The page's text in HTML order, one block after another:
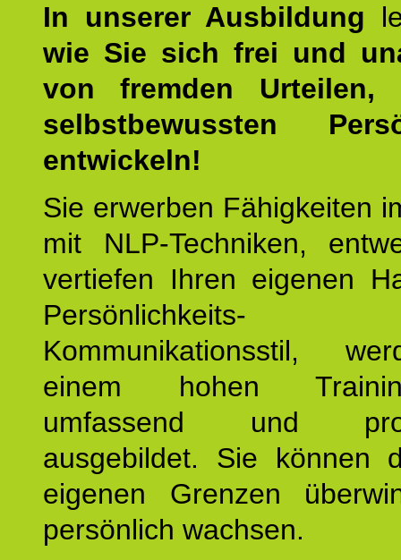
In unserer Ausbildung
wie Sie sich frei und
von fremden Urteilen,
selbstbewussten
entwickeln!
Sie erwerben Fähigkeiten
mit NLP-Techniken,
vertiefen Ihren eigenen
Kommunikationsstil,
einem hohen
umfassend und
ausgebildet. Sie können
eigenen Grenzen
persönlich wachsen.